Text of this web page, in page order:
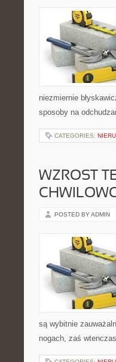
niezmiernie
sposoby na
CATEGORIES:
WZROST
POSTED BY ADMIN
są wybitnie
nogach, zaś